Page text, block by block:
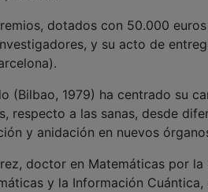
dotados con 50.000
y su acto de
(Bilbao, 1979) ha centrado su
respecto a las sanas, desde
y anidación en nuevos
doctor en Matemáticas por
y la Información